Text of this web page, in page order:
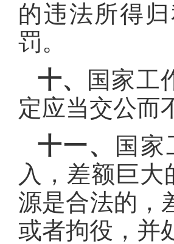
的违法所得
罚。
十、
国家工
定应当交公而
十一、
国
入，差额巨
源是合法的，
或者拘役，并